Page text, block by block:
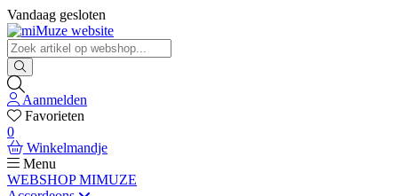
Vandaag gesloten
Aanmelden
Favorieten
0
Winkelmandje
Menu
WEBSHOP MIMUZE